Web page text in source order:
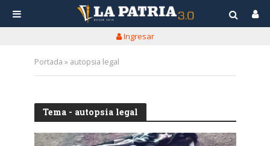
Ingresar
Portada » autopsia legal
Tema - autopsia legal